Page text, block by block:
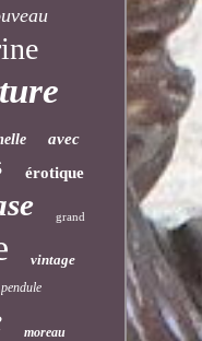
avec
érotique
grand
vintage
pendule
moreau